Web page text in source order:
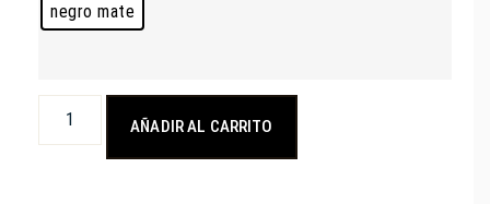
negro mate
AÑADIR AL CARRITO